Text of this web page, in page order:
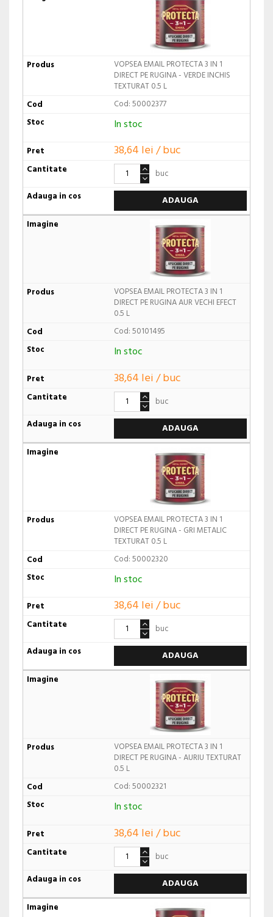
VOPSEA EMAIL PROTECTA 3 IN 1
DIRECT PE RUGINA - VERDE INCHIS
TEXTURAT 0.5 L
Cod: 50002377
In stoc
38,64 lei / buc
buc
ADAUGA
VOPSEA EMAIL PROTECTA 3 IN 1
DIRECT PE RUGINA AUR VECHI EFECT
0.5 L
Cod: 50101495
In stoc
38,64 lei / buc
buc
ADAUGA
VOPSEA EMAIL PROTECTA 3 IN 1
DIRECT PE RUGINA - GRI METALIC
TEXTURAT 0.5 L
Cod: 50002320
In stoc
38,64 lei / buc
buc
ADAUGA
VOPSEA EMAIL PROTECTA 3 IN 1
DIRECT PE RUGINA - AURIU TEXTURAT
0.5 L
Cod: 50002321
In stoc
38,64 lei / buc
buc
ADAUGA